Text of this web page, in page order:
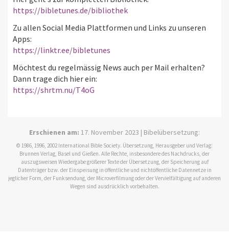
https://bibletunes.de/bibliothek
Zu allen Social Media Plattformen und Links zu unseren
Apps:
https://linktr.ee/bibletunes
Möchtest du regelmässig News auch per Mail erhalten?
Dann trage dich hier ein:
https://shrtm.nu/T4oG
Erschienen am: 17. November 2023 | Bibelübersetzung:
© 1986, 1996, 2002 International Bible Society. Übersetzung, Herausgeber und Verlag:
Brunnen Verlag, Basel und Gießen. Alle Rechte, insbesondere des Nachdrucks, der
auszugsweisen Wiedergabe größerer Texte der Übersetzung, der Speicherung auf
Datenträger bzw. der Einspeisung in öffentliche und nichtöffentliche Datennetze in
jeglicher Form, der Funksendung, der Microverfilmung oder der Vervielfältigung auf anderen
Wegen sind ausdrücklich vorbehalten.